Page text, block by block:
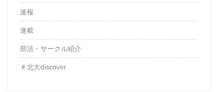
速報
連載
部活・サークル紹介
＃北大discover